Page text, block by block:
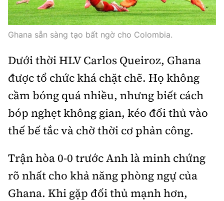
Ghana sẵn sàng tạo bất ngờ cho Colombia.
Dưới thời HLV Carlos Queiroz, Ghana
được tổ chức khá chặt chẽ. Họ không
cầm bóng quá nhiều, nhưng biết cách
bóp nghẹt không gian, kéo đối thủ vào
thế bế tắc và chờ thời cơ phản công.
Trận hòa 0-0 trước Anh là minh chứng
rõ nhất cho khả năng phòng ngự của
Ghana. Khi gặp đối thủ mạnh hơn,